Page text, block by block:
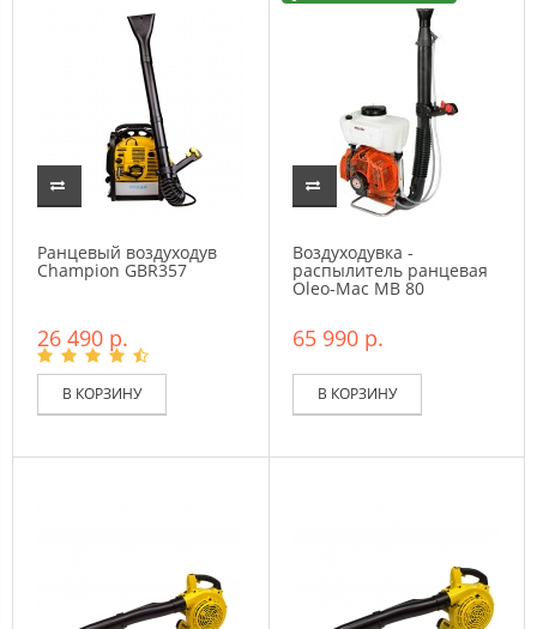
Ранцевый воздуходув
Champion GBR357
26 490 р.
В КОРЗИНУ
Воздуходувка -
распылитель ранцевая
Oleo-Mac MB 80
65 990 р.
В КОРЗИНУ